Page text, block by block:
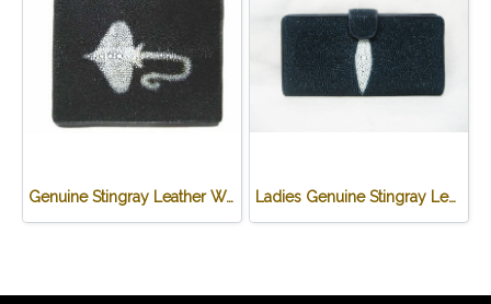
Genuine Stingray Leather Wallet in Stingray Design #STM498W Ladies Genuine Stingray Leather Long Wallet/Purse in Blue Colour #STW564W